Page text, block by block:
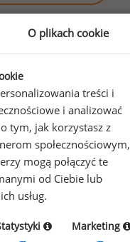
raportu?
O plikach cookie
treści i
i analizować
tym, jak korzystasz z
społecznościowym,
mogą połączyć te
od Ciebie lub
usług.
Marketing